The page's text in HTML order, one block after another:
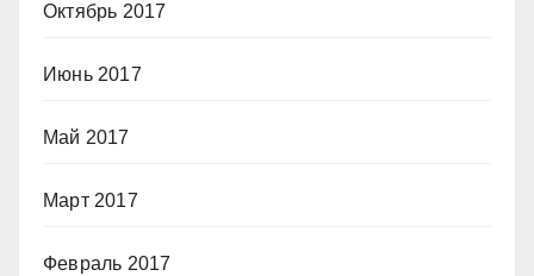
Октябрь 2017
Июнь 2017
Май 2017
Март 2017
Февраль 2017